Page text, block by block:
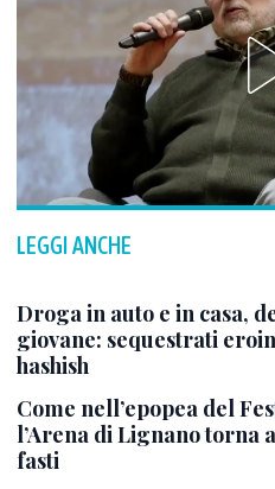
LEGGI ANCHE
Droga in auto e in casa,
giovane: sequestrati
hashish
Come nell’epopea del
l’Arena di Lignano torna
fasti